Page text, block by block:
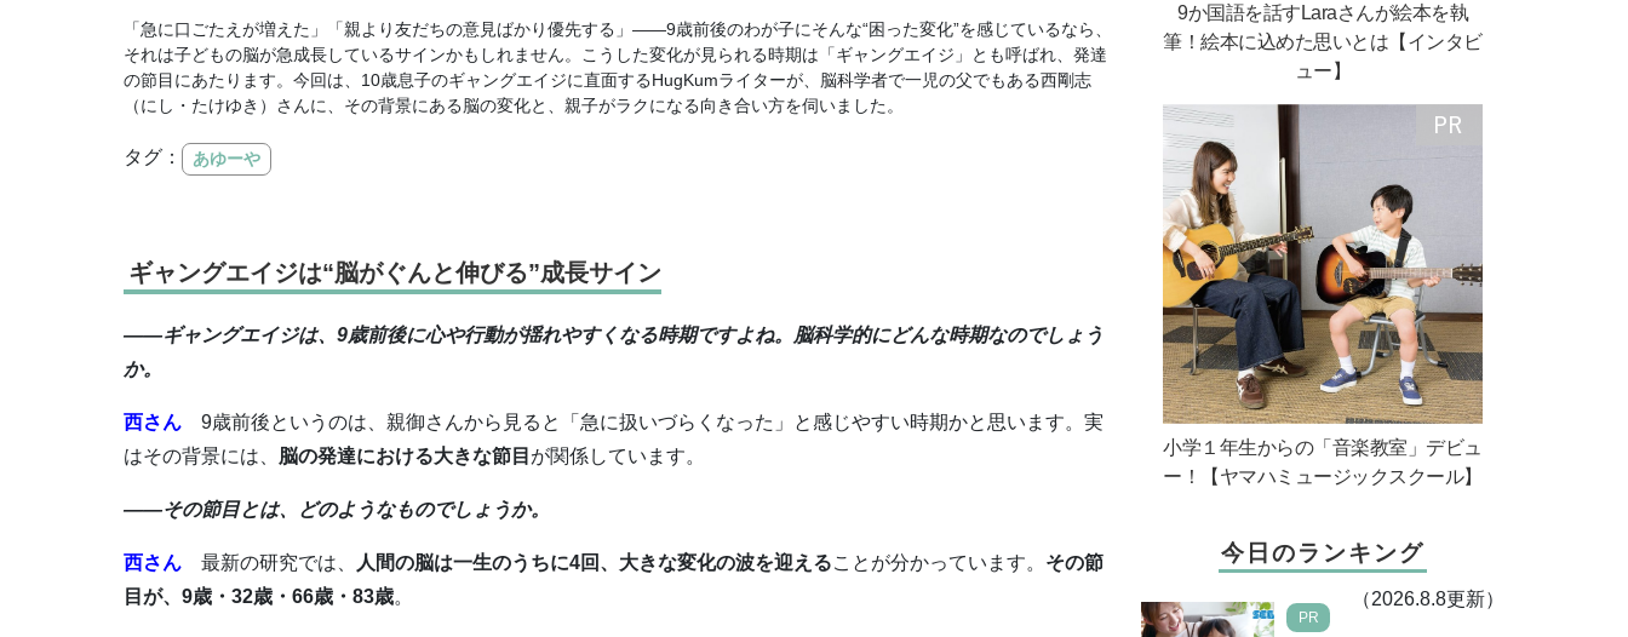
「急に口ごたえが増えた」「親より友だちの意見ばかり優先する」――9歳前後のわが子にそんな“困った変化”を感じているなら、
それは子どもの脳が急成長しているサインかもしれません。こうした変化が見られる時期は「ギャングエイジ」とも呼ばれ、発達
の節目にあたります。今回は、10歳息子のギャングエイジに直面するHugKumライターが、脳科学者で一児の父でもある西剛志
（にし・たけゆき）さんに、その背景にある脳の変化と、親子がラクになる向き合い方を伺いました。
タグ： あゆーや
ギャングエイジは“脳がぐんと伸びる”成長サイン
――ギャングエイジは、9歳前後に心や行動が揺れやすくなる時期ですよね。脳科学的にどんな時期なのでしょう
か。
西さん 9歳前後というのは、親御さんから見ると「急に扱いづらくなった」と感じやすい時期かと思います。実
はその背景には、 脳の発達における大きな節目 が関係しています。
――その節目とは、どのようなものでしょうか。
西さん 最新の研究では、 人間の脳は一生のうちに4回、大きな変化の波を迎えることが分かっています。 その節
目が、9歳・32歳・66歳・83歳。
9か国語を話すLaraさんが絵本を執
筆！絵本に込めた思いとは【インタビ
ュー】
小学１年生からの「音楽教室」デビュ
ー！【ヤマハミュージックスクール】
今日のランキング
（2026.8.8更新）
PR